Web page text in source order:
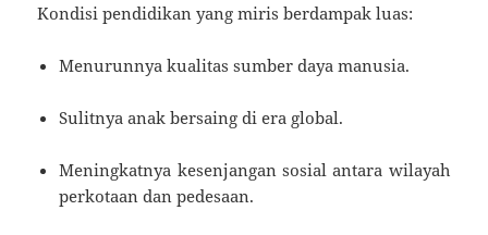
Kondisi pendidikan yang miris berdampak luas:
Menurunnya kualitas sumber daya manusia.
Sulitnya anak bersaing di era global.
Meningkatnya kesenjangan sosial antara wilayah
perkotaan dan pedesaan.